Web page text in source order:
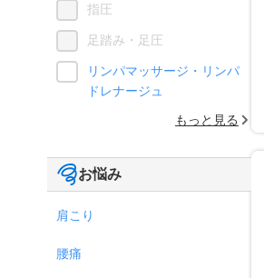
指圧
足踏み・足圧
リンパマッサージ・リンパ
ドレナージュ
もっと見る
お悩み
肩こり
腰痛